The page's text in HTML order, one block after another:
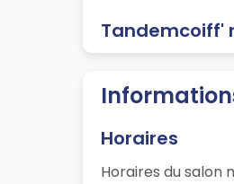
Tandemcoiff'
Horaires
Horaires du salon